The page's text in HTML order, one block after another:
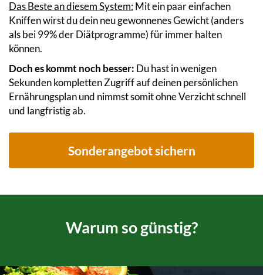
Das Beste an diesem System:Mit ein paar einfachen
Kniffen wirst du dein neu gewonnenes Gewicht (anders
als bei 99% der Diätprogramme) für immer halten
können.
Doch es kommt noch besser: Du hast in wenigen
Sekunden kompletten Zugriff auf deinen persönlichen
Ernährungsplan und nimmst somit ohne Verzicht schnell
und langfristig ab.
Sonderangebot sichern
Warum so günstig?